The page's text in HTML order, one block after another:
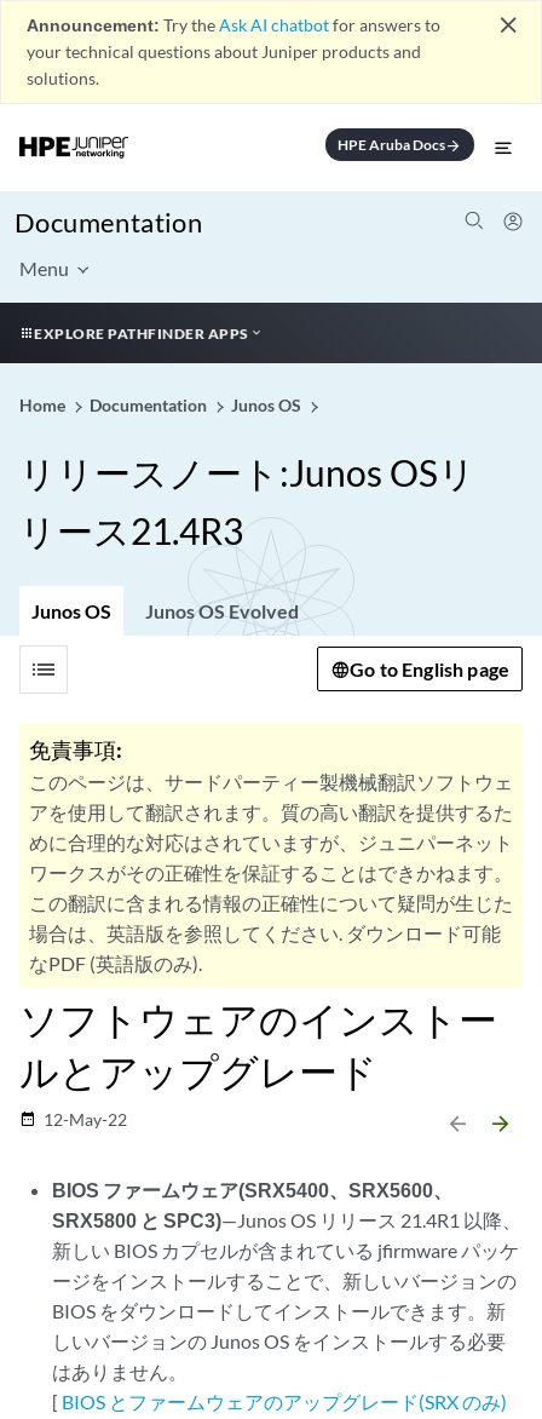
Announcement: Try theAsk AI chatbotfor answers to
your technical questions about Juniper products and
solutions.
close
HPE Aruba Docsarrow_forward
Documentation
Menu
EXPLORE PATHFINDER APPS
Home Documentation Junos OS
リリースノート:Junos OSリ
リース21.4R3
Junos OS Junos OS Evolved
list Go to English page
免責事項:
このページは、サードパーティー製機械翻訳ソフトウェ
アを使用して翻訳されます。質の高い翻訳を提供するた
めに合理的な対応はされていますが、ジュニパーネット
ワークスがその正確性を保証することはできかねます。
この翻訳に含まれる情報の正確性について疑問が生じた
場合は、英語版を参照してください. ダウンロード可能
なPDF (英語版のみ).
ソフトウェアのインストー
ルとアップグレード
date_range 12-May-22 arrow_backward arrow_forward
BIOS ファームウェア(SRX5400、SRX5600、
SRX5800 と SPC3)—Junos OS リリース 21.4R1 以降、
新しい BIOS カプセルが含まれている jfirmware パッケ
ージをインストールすることで、新しいバージョンの
BIOS をダウンロードしてインストールできます。新
しいバージョンの Junos OS をインストールする必要
はありません。
[ BIOS とファームウェアのアップグレード(SRX のみ)